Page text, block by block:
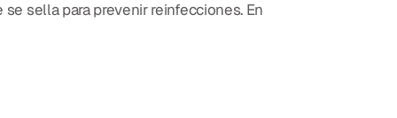
sella para prevenir reinfecciones. En